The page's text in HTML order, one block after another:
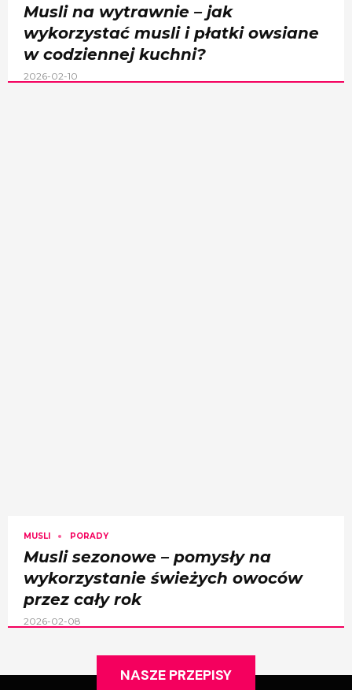
Musli na wytrawnie – jak
wykorzystać musli i płatki owsiane
w codziennej kuchni?
2026-02-10
MUSLI PORADY
Musli sezonowe – pomysły na
wykorzystanie świeżych owoców
przez cały rok
2026-02-08
NASZE PRZEPISY